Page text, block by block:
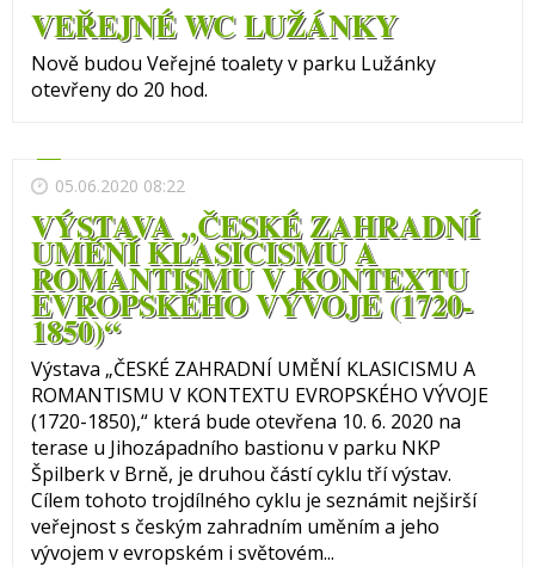
VEŘEJNÉ WC LUŽÁNKY
Nově budou Veřejné toalety v parku Lužánky
otevřeny do 20 hod.
05.06.2020 08:22
VÝSTAVA „ČESKÉ ZAHRADNÍ
UMĚNÍ KLASICISMU A
ROMANTISMU V KONTEXTU
EVROPSKÉHO VÝVOJE (1720-
1850)“
Výstava „ČESKÉ ZAHRADNÍ UMĚNÍ KLASICISMU A
ROMANTISMU V KONTEXTU EVROPSKÉHO VÝVOJE
(1720-1850),“ která bude otevřena 10. 6. 2020 na
terase u Jihozápadního bastionu v parku NKP
Špilberk v Brně, je druhou částí cyklu tří výstav.
Cílem tohoto trojdílného cyklu je seznámit nejširší
veřejnost s českým zahradním uměním a jeho
vývojem v evropském i světovém...